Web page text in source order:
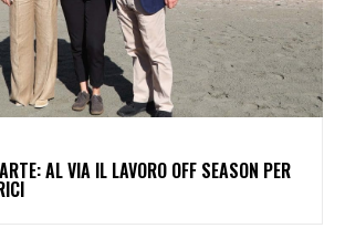
AL VIA IL LAVORO OFF SEASON PER